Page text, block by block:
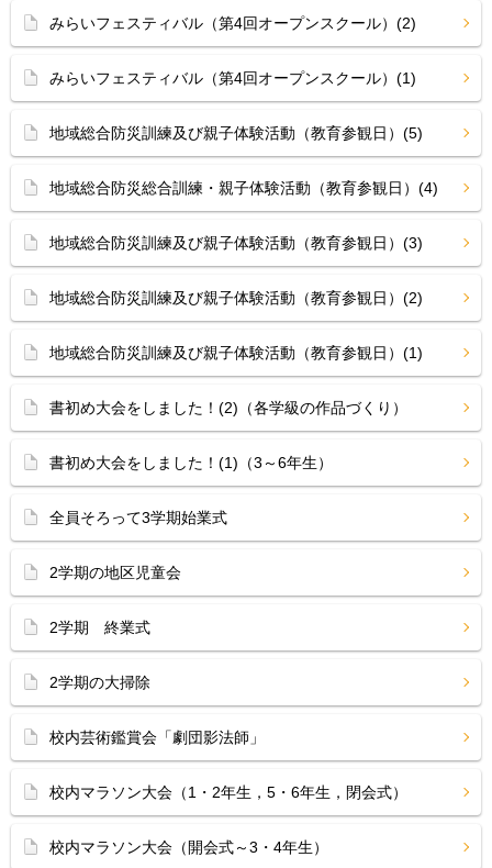
みらいフェスティバル（第4回オープンスクール）(2)
みらいフェスティバル（第4回オープンスクール）(1)
地域総合防災訓練及び親子体験活動（教育参観日）(5)
地域総合防災総合訓練・親子体験活動（教育参観日）(4)
地域総合防災訓練及び親子体験活動（教育参観日）(3)
地域総合防災訓練及び親子体験活動（教育参観日）(2)
地域総合防災訓練及び親子体験活動（教育参観日）(1)
書初め大会をしました！(2)（各学級の作品づくり）
書初め大会をしました！(1)（3～6年生）
全員そろって3学期始業式
2学期の地区児童会
2学期 終業式
2学期の大掃除
校内芸術鑑賞会「劇団影法師」
校内マラソン大会（1・2年生，5・6年生，閉会式）
校内マラソン大会（開会式～3・4年生）